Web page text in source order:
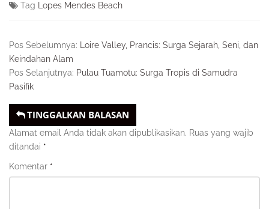
Tag
Lopes Mendes Beach
Pos Sebelumnya:
Loire Valley, Prancis: Surga Sejarah, Seni, dan
Keindahan Alam
Pos Selanjutnya: Pulau Tuamotu: Surga Tropis di Samudra
Pasifik
TINGGALKAN BALASAN
Alamat email Anda tidak akan dipublikasikan. Ruas yang wajib
ditandai *
Komentar *